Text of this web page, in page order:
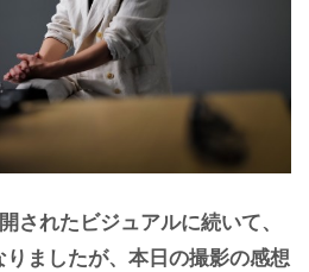
されたビジュアルに続いて、
ましたが、本日の撮影の感想